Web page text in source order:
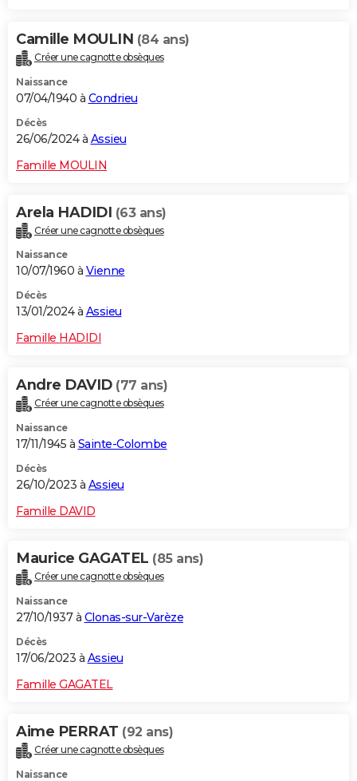
Camille MOULIN (84 ans)
Créer une cagnotte obsèques
Naissance
07/04/1940 à Condrieu
Décès
26/06/2024 à Assieu
Famille MOULIN
Arela HADIDI (63 ans)
Créer une cagnotte obsèques
Naissance
10/07/1960 à Vienne
Décès
13/01/2024 à Assieu
Famille HADIDI
Andre DAVID (77 ans)
Créer une cagnotte obsèques
Naissance
17/11/1945 à Sainte-Colombe
Décès
26/10/2023 à Assieu
Famille DAVID
Maurice GAGATEL (85 ans)
Créer une cagnotte obsèques
Naissance
27/10/1937 à Clonas-sur-Varèze
Décès
17/06/2023 à Assieu
Famille GAGATEL
Aime PERRAT (92 ans)
Créer une cagnotte obsèques
Naissance